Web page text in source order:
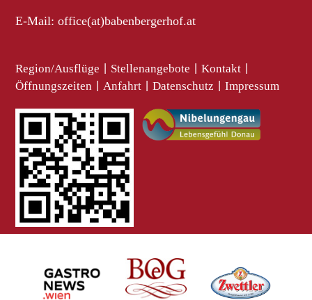
E-Mail:office(at)babenbergerhof.at
Region/Ausflüge Stellenangebote Kontakt
Öffnungszeiten Anfahrt Datenschutz Impressum